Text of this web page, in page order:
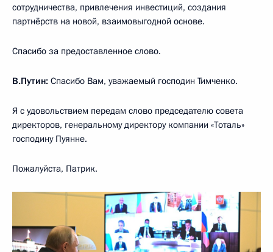
сотрудничества, привлечения инвестиций, создания
партнёрств на новой, взаимовыгодной основе.
Спасибо за предоставленное слово.
В.Путин: Спасибо Вам, уважаемый господин Тимченко.
Я с удовольствием передам слово председателю совета
директоров, генеральному директору компании «Тоталь»
господину Пуянне.
Пожалуйста, Патрик.